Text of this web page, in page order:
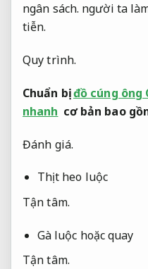
ngân sách. người ta
tiễn.
Quy trình.
Chuẩn bịđồ cúng ông
nhanh cơ bản bao
Đánh giá.
Thịt heo luộc
Tận tâm.
Gà luộc hoặc quay
Tận tâm.